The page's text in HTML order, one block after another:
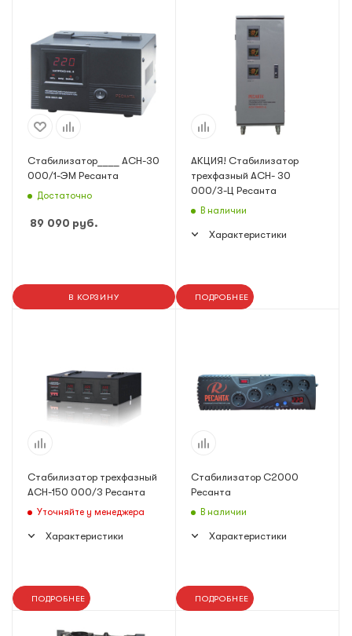
Стабилизатор____ АСН-30
000/1-ЭМ Ресанта
Достаточно
89 090 руб.
В КОРЗИНУ
АКЦИЯ! Стабилизатор
трехфазный АСН- 30
000/3-Ц Ресанта
В наличии
Характеристики
ПОДРОБНЕЕ
Стабилизатор трехфазный
АСН-150 000/3 Ресанта
Уточняйте у менеджера
Характеристики
ПОДРОБНЕЕ
Стабилизатор С2000
Ресанта
В наличии
Характеристики
ПОДРОБНЕЕ